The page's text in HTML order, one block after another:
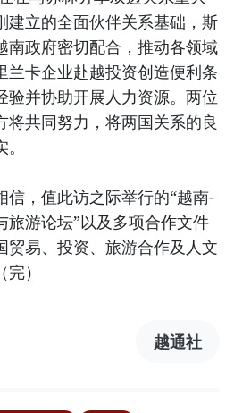
建立的全面伙伴关系基础，斯
南政府密切配合，推动各领域
兰卡企业赴越投资创造便利条
验并协助开展人力资源。两位
将共同努力，将两国关系的良
信，值此访之际举行的“越南-
旅游论坛”以及多项合作文件
贸易、投资、旅游合作及人文
）
越通社